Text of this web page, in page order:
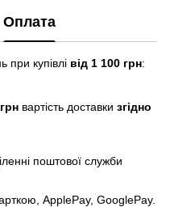
Оплата
при купівлі від 1 100 грн:
вартість доставки згідно
поштової служби
ApplePay, GooglePay.